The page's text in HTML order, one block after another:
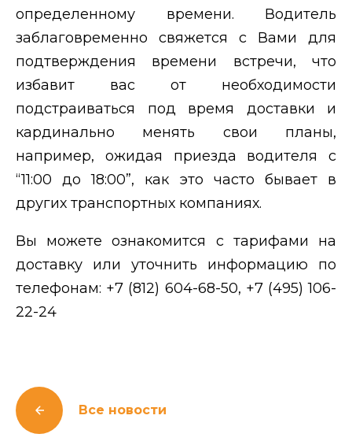
определенному времени. Водитель
заблаговременно свяжется с Вами для
подтверждения времени встречи, что
избавит вас от необходимости
подстраиваться под время доставки и
кардинально менять свои планы,
например, ожидая приезда водителя с
“11:00 до 18:00”, как это часто бывает в
других транспортных компаниях.
Вы можете ознакомится с тарифами на
доставку или уточнить информацию по
телефонам: +7 (812) 604-68-50, +7 (495) 106-
22-24
Все новости